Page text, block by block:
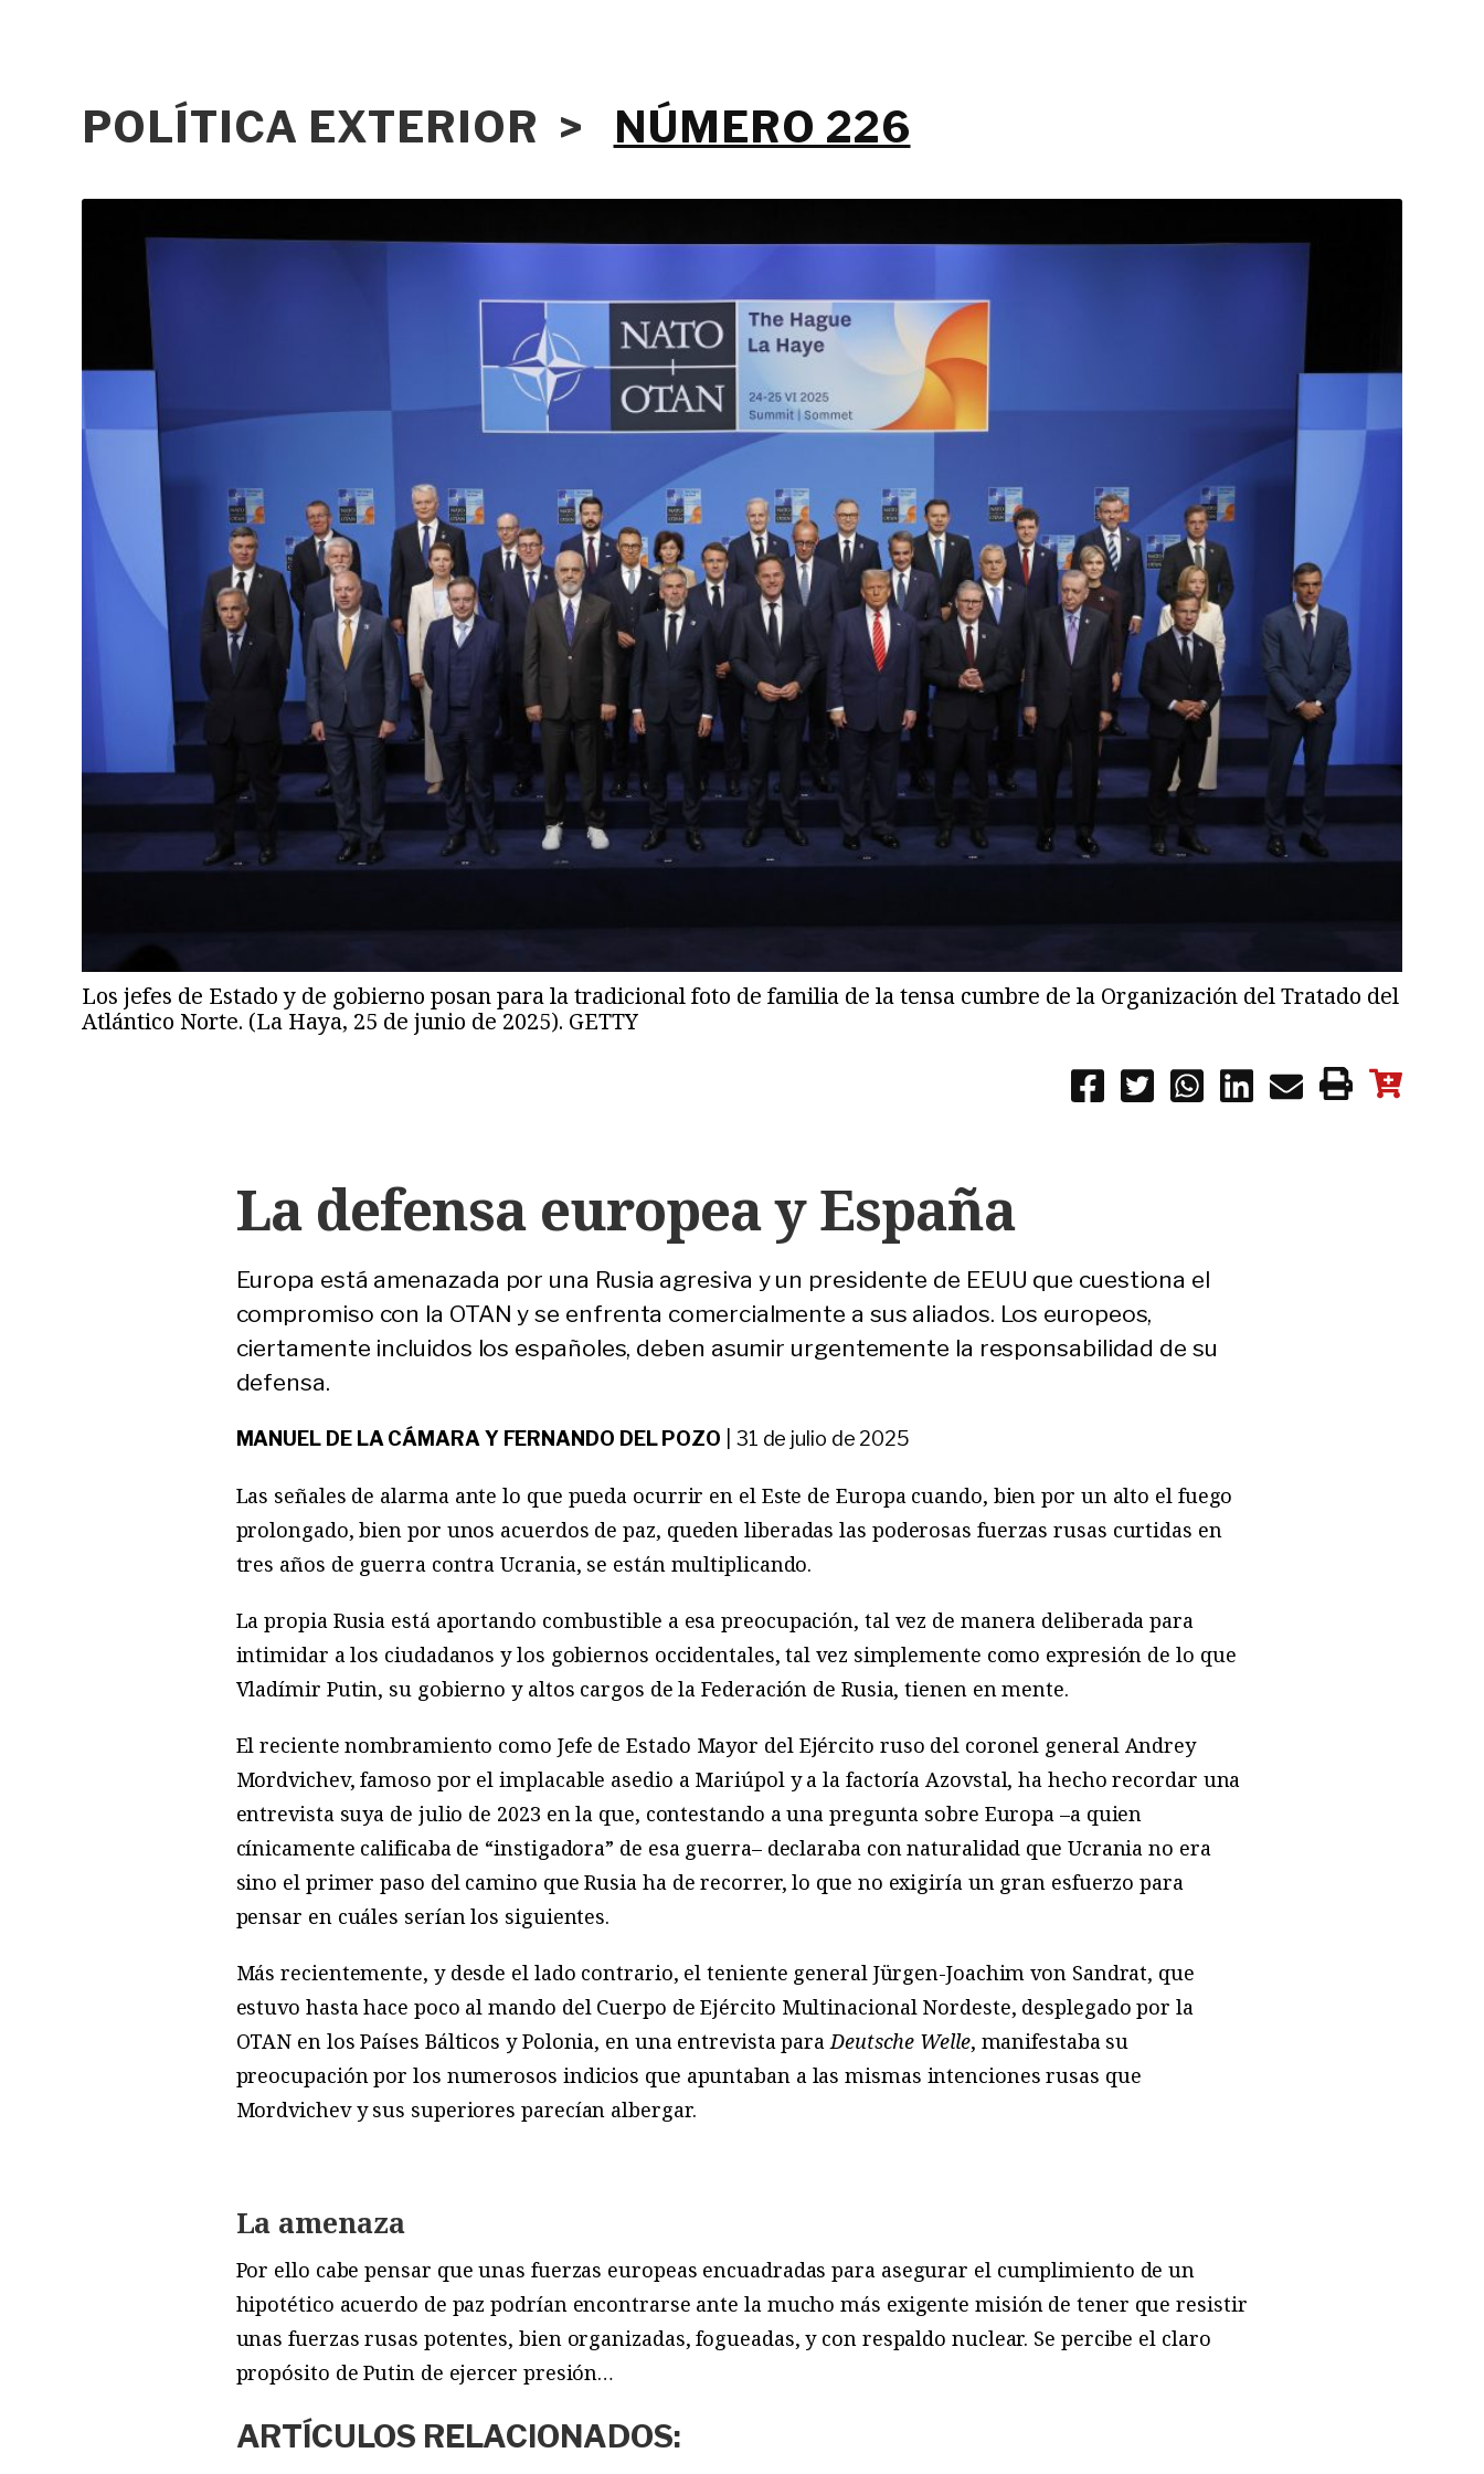
POLÍTICA EXTERIOR > NÚMERO 226
Los jefes de Estado y de gobierno posan para la tradicional foto de familia de la tensa cumbre de la Organización del Tratado del
Atlántico Norte. (La Haya, 25 de junio de 2025). GETTY
La defensa europea y España
Europa está amenazada por una Rusia agresiva y un presidente de EEUU que cuestiona el
compromiso con la OTAN y se enfrenta comercialmente a sus aliados. Los europeos,
ciertamente incluidos los españoles, deben asumir urgentemente la responsabilidad de su
defensa.
MANUEL DE LA CÁMARA Y FERNANDO DEL POZO 31 de julio de 2025
Las señales de alarma ante lo que pueda ocurrir en el Este de Europa cuando, bien por un alto el fuego
prolongado, bien por unos acuerdos de paz, queden liberadas las poderosas fuerzas rusas curtidas en
tres años de guerra contra Ucrania, se están multiplicando.
La propia Rusia está aportando combustible a esa preocupación, tal vez de manera deliberada para
intimidar a los ciudadanos y los gobiernos occidentales, tal vez simplemente como expresión de lo que
Vladímir Putin, su gobierno y altos cargos de la Federación de Rusia, tienen en mente.
El reciente nombramiento como Jefe de Estado Mayor del Ejército ruso del coronel general Andrey
Mordvichev, famoso por el implacable asedio a Mariúpol y a la factoría Azovstal, ha hecho recordar una
entrevista suya de julio de 2023 en la que, contestando a una pregunta sobre Europa –a quien
cínicamente calificaba de “instigadora” de esa guerra– declaraba con naturalidad que Ucrania no era
sino el primer paso del camino que Rusia ha de recorrer, lo que no exigiría un gran esfuerzo para
pensar en cuáles serían los siguientes.
Más recientemente, y desde el lado contrario, el teniente general Jürgen-Joachim von Sandrat, que
estuvo hasta hace poco al mando del Cuerpo de Ejército Multinacional Nordeste, desplegado por la
OTAN en los Países Bálticos y Polonia, en una entrevista para Deutsche Welle, manifestaba su
preocupación por los numerosos indicios que apuntaban a las mismas intenciones rusas que
Mordvichev y sus superiores parecían albergar.
La amenaza
Por ello cabe pensar que unas fuerzas europeas encuadradas para asegurar el cumplimiento de un
hipotético acuerdo de paz podrían encontrarse ante la mucho más exigente misión de tener que resistir
unas fuerzas rusas potentes, bien organizadas, fogueadas, y con respaldo nuclear. Se percibe el claro
propósito de Putin de ejercer presión…
ARTÍCULOS RELACIONADOS: